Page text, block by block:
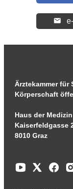
Ärztekammer für
Körperschaft
Haus der Medizin
Kaiserfeldgasse
8010 Graz